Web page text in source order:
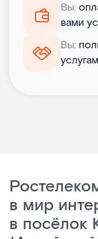
Вы:
вами
Вы:
в мир
в посёлок